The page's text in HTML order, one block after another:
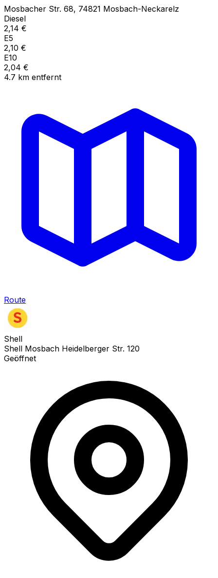
Mosbacher Str. 68, 74821 Mosbach-Neckarelz
Diesel
2,14 €
E5
2,10 €
E10
2,04 €
4.7 km entfernt
Route
Shell
Shell Mosbach Heidelberger Str. 120
Geöffnet